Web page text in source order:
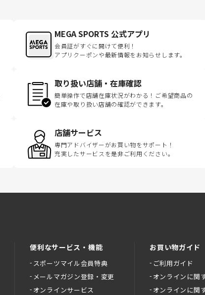
MEGA SPORTS 公式アプリ
会員証がすぐに開けて便利！
アプリクーポンや最新情報をお知らせします。
取り扱い店舗・在庫確認
簡単操作で店舗在庫状況がわかる！ご希望商品の
在庫や取り扱い店舗の確認ができます。
店舗サービス
専門アドバイザーがお買い物をサポート！
充実したサービスを是非ご利用ください。
便利なサービス・機能
スポーツマイル会員特典
メールマガジン登録・変更
オンラインサービス
お買い物ガイド
ご利用ガイド
オンラインに関
オンラインに関